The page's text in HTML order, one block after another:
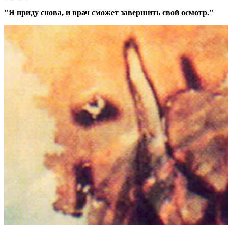
"Я приду снова, и врач сможет завершить свой осмотр."